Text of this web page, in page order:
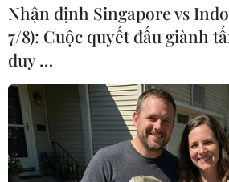
#Quan hệ Việt Nam-Nga #công
Theo dõi VietnamPlus
Nhận định Singapore vs
7/8): Cuộc quyết đấu giành
duy …